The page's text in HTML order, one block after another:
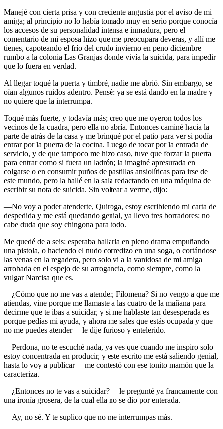
Manejé con cierta prisa y con creciente angustia por el aviso de mi
amiga; al principio no lo había tomado muy en serio porque conocía
los accesos de su personalidad intensa e inmadura, pero el
comentario de mi esposa hizo que me preocupara deveras, y allí me
tienes, capoteando el frío del crudo invierno en peno diciembre
rumbo a la colonia Las Granjas donde vivía la suicida, para impedir
que lo fuera en verdad.
Al llegar toqué la puerta y timbré, nadie me abrió. Sin embargo, se
oían algunos ruidos adentro. Pensé: ya se está dando en la madre y
no quiere que la interrumpa.
Toqué más fuerte, y todavía más; creo que me oyeron todos los
vecinos de la cuadra, pero ella no abría. Entonces caminé hacia la
parte de atrás de la casa y me brinqué por el patio para ver si podía
entrar por la puerta de la cocina. Luego de tocar por la entrada de
servicio, y de que tampoco me hizo caso, tuve que forzar la puerta
para entrar como si fuera un ladrón; la imaginé apresurada en
colgarse o en consumir puños de pastillas ansiolíticas para irse de
este mundo, pero la hallé en la sala redactando en una máquina de
escribir su nota de suicida. Sin voltear a verme, dijo:
—No voy a poder atenderte, Quiroga, estoy escribiendo mi carta de
despedida y me está quedando genial, ya llevo tres borradores: no
cabe duda que soy chingona para todo.
Me quedé de a seis: esperaba hallarla en pleno drama empuñando
una pistola, o haciendo el nudo corredizo en una soga, o cortándose
las venas en la regadera, pero solo vi a la vanidosa de mi amiga
arrobada en el espejo de su arrogancia, como siempre, como la
vulgar Narcisa que es.
—¿Cómo que no me vas a atender, Filomena? Si no vengo a que me
atiendas, vine porque me llamaste a las cuatro de la mañana para
decirme que te ibas a suicidar, y si me hablaste tan desesperada es
porque pedías mi ayuda, y ahora me sales que estás ocupada y que
no me puedes atender —le dije furioso y entelerido.
—Perdona, no te escuché nada, ya ves que cuando me inspiro solo
estoy concentrada en producir, y este escrito me está saliendo genial,
hasta lo voy a publicar —me contestó con ese tonito mamón que la
caracteriza.
—¿Entonces no te vas a suicidar? —le pregunté ya francamente con
una ironía grosera, de la cual ella no se dio por enterada.
—Ay, no sé. Y te suplico que no me interrumpas más.